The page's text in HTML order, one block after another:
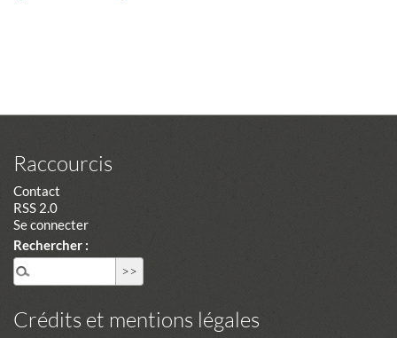
Raccourcis
Contact
RSS 2.0
Se connecter
Rechercher :
Crédits et mentions légales